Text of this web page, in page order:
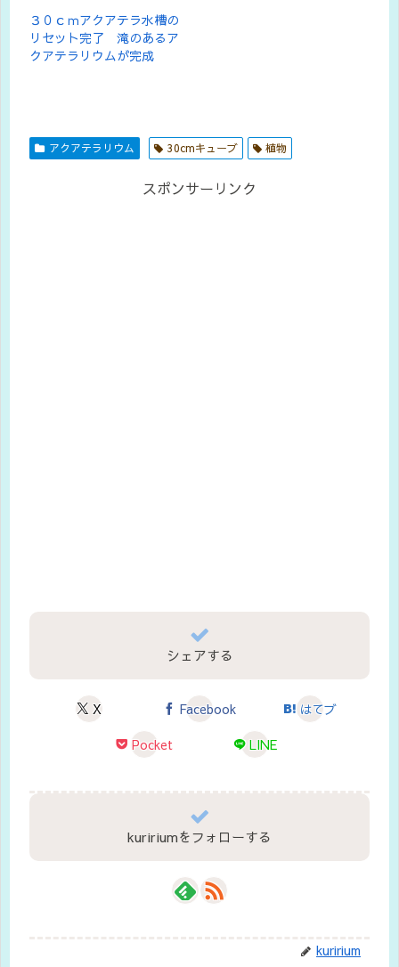
３０ｃｍアクアテラ水槽の
リセット完了 滝のあるア
クアテラリウムが完成
アクアテラリウム 30cmキューブ 植物
スポンサーリンク
シェアする
X Facebook
はてブ
Pocket
LINE
kuririumをフォローする
kuririum